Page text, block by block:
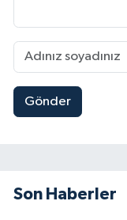
Gönder
Son Haberler